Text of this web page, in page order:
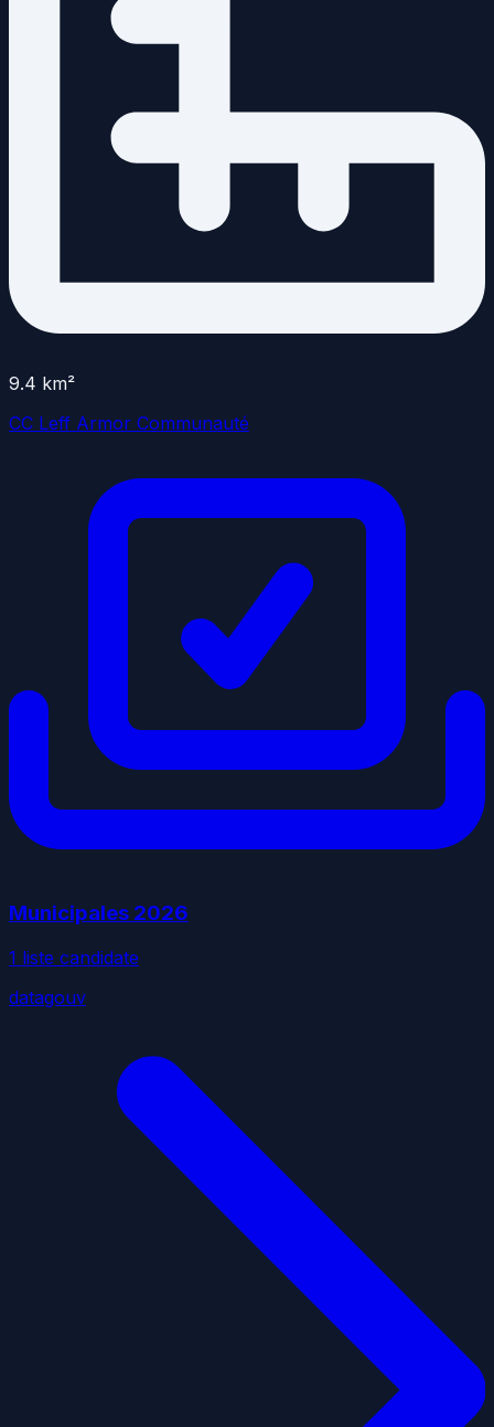
9.4 km²
CC Leff Armor Communauté
Municipales 2026
1 liste candidate
datagouv